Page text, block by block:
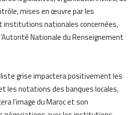
mises en œuvre par les
nationales concernées,
Nationale du Renseignement
grise impactera positivement les
les notations des banques locales,
l’image du Maroc et son